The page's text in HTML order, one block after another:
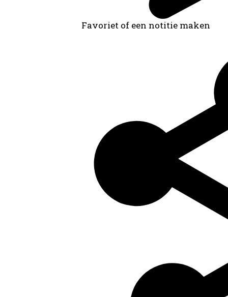
Favoriet of een notitie maken